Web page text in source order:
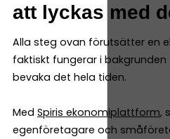
att lyckas med
Alla steg ovan förutsätter en
faktiskt fungerar i
bevaka det hela tiden.
Med Spiris ekonomiplattform,
egenföretagare och